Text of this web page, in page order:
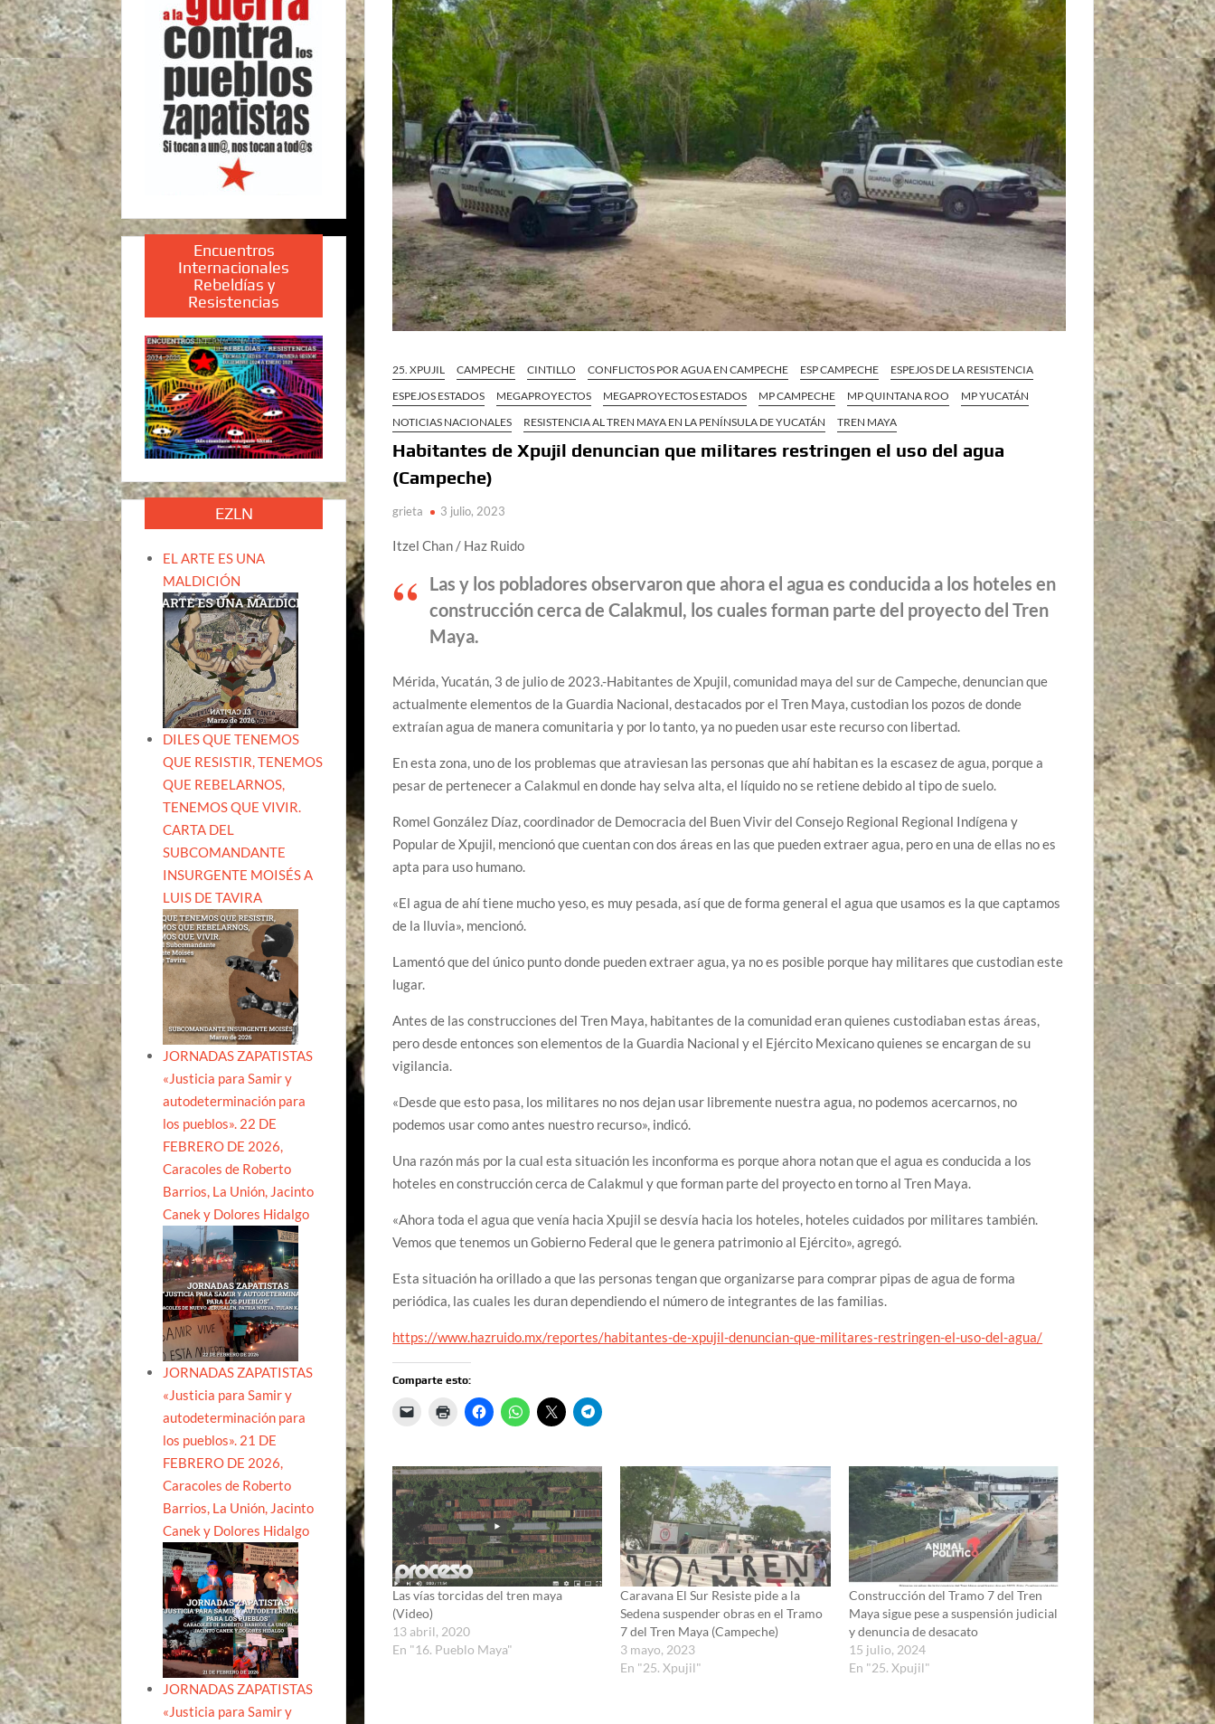
25. XPUJIL CAMPECHE CINTILLO CONFLICTOS POR AGUA EN CAMPECHE ESP CAMPECHE
ESPEJOS DE LA RESISTENCIA
ESPEJOS ESTADOS
MEGAPROYECTOS MEGAPROYECTOS ESTADOS MP CAMPECHE MP QUINTANA ROO
MP YUCATÁN
NOTICIAS NACIONALES
RESISTENCIA AL TREN MAYA EN LA PENÍNSULA DE YUCATÁN TREN MAYA
Habitantes de Xpujil denuncian que militares restringen el uso del agua
(Campeche)
grieta 3 julio, 2023
Itzel Chan / Haz Ruido
Las y los pobladores observaron que ahora el agua es conducida a los hoteles en
construcción cerca de Calakmul, los cuales forman parte del proyecto del Tren
Maya.
Mérida, Yucatán, 3 de julio de 2023.-Habitantes de Xpujil, comunidad maya del sur de Campeche, denuncian que
actualmente elementos de la Guardia Nacional, destacados por el Tren Maya, custodian los pozos de donde
extraían agua de manera comunitaria y por lo tanto, ya no pueden usar este recurso con libertad.
En esta zona, uno de los problemas que atraviesan las personas que ahí habitan es la escasez de agua, porque a
pesar de pertenecer a Calakmul en donde hay selva alta, el líquido no se retiene debido al tipo de suelo.
Romel González Díaz, coordinador de Democracia del Buen Vivir del Consejo Regional Regional Indígena y
Popular de Xpujil, mencionó que cuentan con dos áreas en las que pueden extraer agua, pero en una de ellas no es
apta para uso humano.
«El agua de ahí tiene mucho yeso, es muy pesada, así que de forma general el agua que usamos es la que captamos
de la lluvia», mencionó.
Lamentó que del único punto donde pueden extraer agua, ya no es posible porque hay militares que custodian este
lugar.
Antes de las construcciones del Tren Maya, habitantes de la comunidad eran quienes custodiaban estas áreas,
pero desde entonces son elementos de la Guardia Nacional y el Ejército Mexicano quienes se encargan de su
vigilancia.
«Desde que esto pasa, los militares no nos dejan usar libremente nuestra agua, no podemos acercarnos, no
podemos usar como antes nuestro recurso», indicó.
Una razón más por la cual esta situación les inconforma es porque ahora notan que el agua es conducida a los
hoteles en construcción cerca de Calakmul y que forman parte del proyecto en torno al Tren Maya.
«Ahora toda el agua que venía hacia Xpujil se desvía hacia los hoteles, hoteles cuidados por militares también.
Vemos que tenemos un Gobierno Federal que le genera patrimonio al Ejército», agregó.
Esta situación ha orillado a que las personas tengan que organizarse para comprar pipas de agua de forma
periódica, las cuales les duran dependiendo el número de integrantes de las familias.
https://www.hazruido.mx/reportes/habitantes-de-xpujil-denuncian-que-militares-restringen-el-uso-del-agua/
Comparte esto:
Las vías torcidas del tren maya
(Video)
13 abril, 2020
En "16. Pueblo Maya"
Caravana El Sur Resiste pide a la
Sedena suspender obras en el Tramo
7 del Tren Maya (Campeche)
3 mayo, 2023
En "25. Xpujil"
Construcción del Tramo 7 del Tren
Maya sigue pese a suspensión judicial
y denuncia de desacato
15 julio, 2024
En "25. Xpujil"
Encuentros
Internacionales
Rebeldías y
Resistencias
EZLN
EL ARTE ES UNA
MALDICIÓN
DILES QUE TENEMOS
QUE RESISTIR, TENEMOS
QUE REBELARNOS,
TENEMOS QUE VIVIR.
CARTA DEL
SUBCOMANDANTE
INSURGENTE MOISÉS A
LUIS DE TAVIRA
JORNADAS ZAPATISTAS
«Justicia para Samir y
autodeterminación para
los pueblos». 22 DE
FEBRERO DE 2026,
Caracoles de Roberto
Barrios, La Unión, Jacinto
Canek y Dolores Hidalgo
JORNADAS ZAPATISTAS
«Justicia para Samir y
autodeterminación para
los pueblos». 21 DE
FEBRERO DE 2026,
Caracoles de Roberto
Barrios, La Unión, Jacinto
Canek y Dolores Hidalgo
JORNADAS ZAPATISTAS
«Justicia para Samir y